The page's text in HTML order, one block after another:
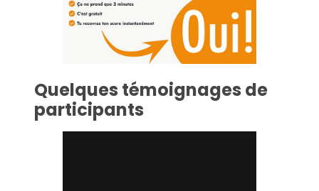
Quelques témoignages de
participants